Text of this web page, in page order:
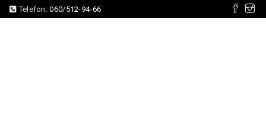
Telefon:060/512-94-66